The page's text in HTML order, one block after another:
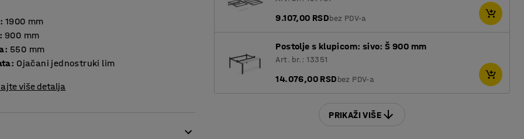
: 1900 mm
: 900 mm
: 550 mm
: Ojačani jednostruki lim
više detalja
9.107,00 RSDbez PDV-a
Postolje s klupicom: sivo: Š 900 mm
Art. br.: 13351
14.076,00 RSDbez PDV-a
PRIKAŽI VIŠE